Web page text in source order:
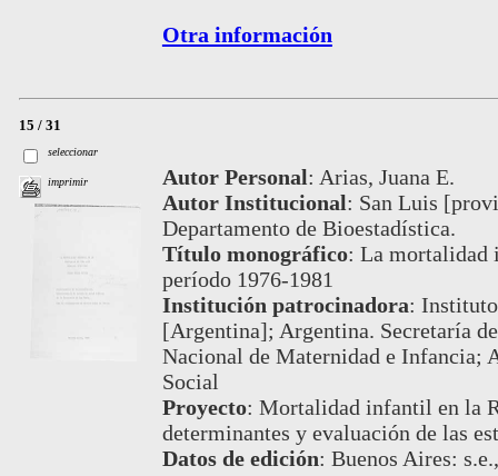
Otra información
15 / 31
seleccionar
imprimir Autor Personal: Arias, Juana E.
Autor Institucional: San Luis
Departamento de Bioestadística.
Título monográfico: La mortalidad
período 1976-1981
Institución patrocinadora:
[Argentina]; Argentina. Secretaría
Nacional de Maternidad e Infancia;
Social
Proyecto: Mortalidad infantil en la
determinantes y evaluación de las
Datos de edición: Buenos Aires: